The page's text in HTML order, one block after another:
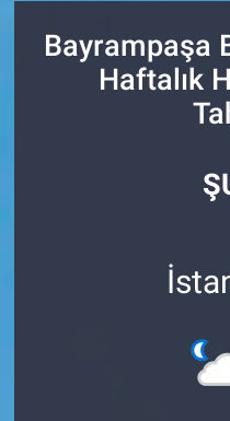
Bayrampaşa
Haftalık
SİYASET
Süper Lig Puan
Tüm Manşetler